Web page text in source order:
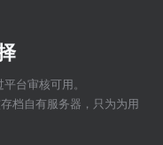
台审核可用。
档自有服务器，只为为用